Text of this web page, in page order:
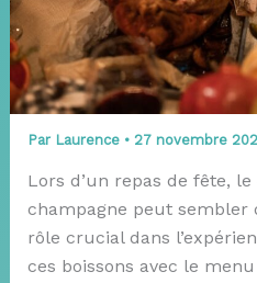
Par Laurence • 27 novembre
Lors d’un repas de fête,
champagne peut sembler
rôle crucial dans
ces boissons avec le